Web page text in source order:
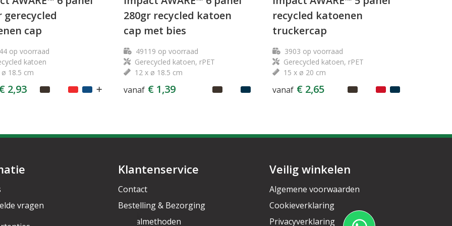
gerecycled
cap
op voorraad
katoen
ø 18.5 cm
€ 2,93
280gr recycled katoen
cap met bies
49119 op voorraad
Gerecycled katoen, rPET
12 x ø 18.5 cm
vanaf € 1,39
recycled katoenen
truckercap
3903 op voorraad
Gerecycled katoen, rPET
15 x ø 20 cm
vanaf € 2,65
vragen
Klantenservice
Contact
Bestelling & Bezorging
Betaalmethoden
Veilig winkelen
Algemene voorwaarden
Cookieverklaring
Privacyverklaring